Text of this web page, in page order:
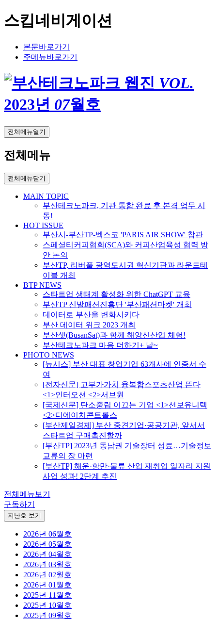
스킵네비게이션
본문바로가기
주메뉴바로가기
VOL.
2023년 07월호
전체메뉴열기
전체메뉴
전체메뉴닫기
MAIN TOPIC
부산테크노파크, 기관 통합 완료 후 본격 업무 시
동!
HOT ISSUE
부산시-부산TP-벡스코 'PARIS AIR SHOW' 참관
스페셜티커피협회(SCA)와 커피산업육성 협력 방
안 논의
부산TP, 리버풀 광역도시권 혁신기관과 라운드테
이블 개최
BTP NEWS
스타트업 생태계 활성화 위한 ChatGPT 교육
부산TP 신발패션진흥단 '부산패션마켓' 개최
데이터로 부산을 변화시키다
부산 데이터 위크 2023 개최
부산샛(BusanSat)과 함께 해양신산업 체험!
부산테크노파크 마음 더하기+ 날~
PHOTO NEWS
[뉴시스] 부산 대표 창업기업 63개사에 인증서 수
여
[전자신문] 고부가가치 융복합스포츠산업 뜬다
<1>인터오션 <2>서브원
[국제신문] 탄소중립 이끄는 기업 <1>선보유니텍
<2>디에이치콘트롤스
[부산제일경제] 부산 중견기업·공공기관, 앞서서
스타트업 구매촉진할까
[부산TP] 2023년 동남권 기술장터 성료…기술정보
교류의 장 마련
[부산TP] 해운·항만·물류 산업 재취업 일자리 지원
사업 성과! 2단계 추진
전체메뉴보기
구독하기
지난호 보기
2026년 06월호
2026년 05월호
2026년 04월호
2026년 03월호
2026년 02월호
2026년 01월호
2025년 11월호
2025년 10월호
2025년 09월호